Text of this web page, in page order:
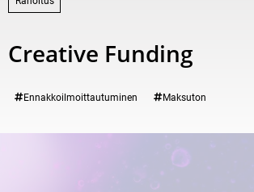
Creative Funding
Kategoria:
Ennakkoilmoittautuminen Maksuton